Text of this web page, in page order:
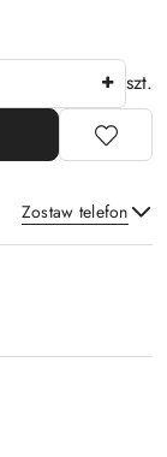
szt.
Zostaw telefon